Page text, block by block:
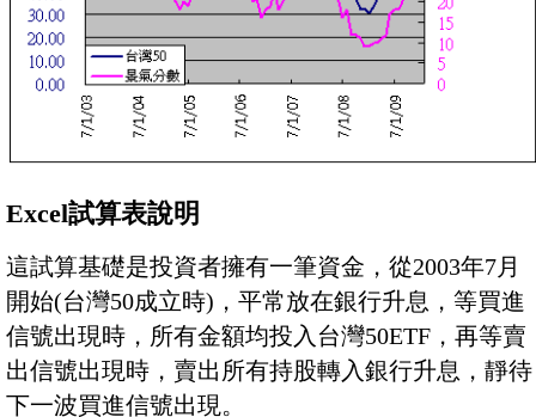
Excel試算表說明
這試算基礎是投資者擁有一筆資金，從2003年7月
開始(台灣50成立時)，平常放在銀行升息，等買進
信號出現時，所有金額均投入台灣50ETF，再等賣
出信號出現時，賣出所有持股轉入銀行升息，靜待
下一波買進信號出現。